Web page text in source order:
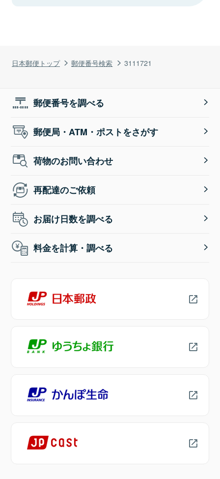
日本郵便トップ 郵便番号検索 3111721
郵便番号を調べる
郵便局・ATM・ポストをさがす
荷物のお問い合わせ
再配達のご依頼
お届け日数を調べる
料金を計算・調べる